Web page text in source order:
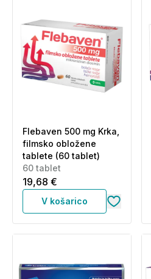
Flebaven 500 mg Krka,
filmsko obložene
tablete (60 tablet)
60 tablet
19,68 €
V košarico